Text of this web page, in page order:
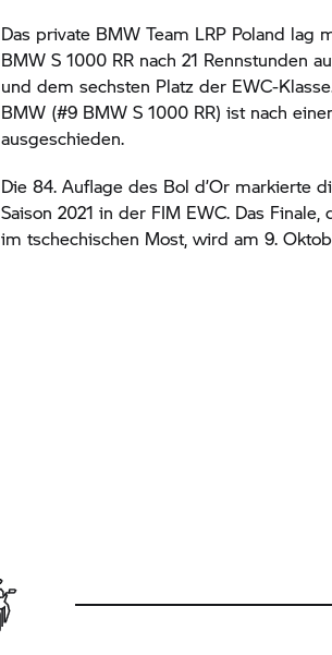
Das private BMW Team LRP Poland lag
BMW S 1000 RRnach 21 Rennstunden
und dem sechsten Platz der EWC-
BMW (#9 BMW S 1000 RR) ist nach
ausgeschieden.
Die 84. Auflage des Bol d’Or markierte
Saison 2021 in der FIM EWC. Das Finale,
im tschechischen Most, wird am 9.